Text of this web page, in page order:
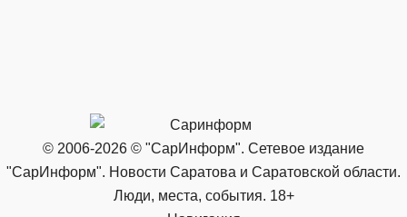
© 2006-2026 © "СарИнформ". Сетевое издание
"СарИнформ". Новости Саратова и Саратовской области.
Люди, места, события. 18+